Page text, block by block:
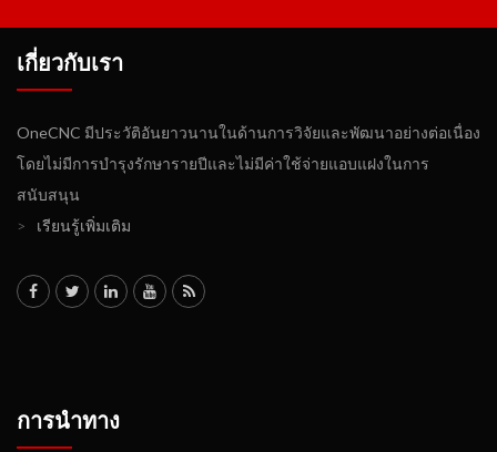
เกี่ยวกับเรา
OneCNC มีประวัติอันยาวนานในด้านการวิจัยและพัฒนาอย่างต่อเนื่อง
โดยไม่มีการบำรุงรักษารายปีและไม่มีค่าใช้จ่ายแอบแฝงในการ
สนับสนุน
>
เรียนรู้เพิ่มเติม
การนำทาง